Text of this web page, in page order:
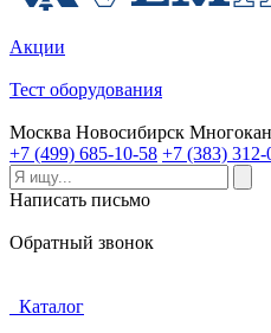
Акции
Тест оборудования
Москва Новосибирск
+7 (499) 685-10-58 +7 (383) 312-
Написать письмо
Обратный звонок
Каталог